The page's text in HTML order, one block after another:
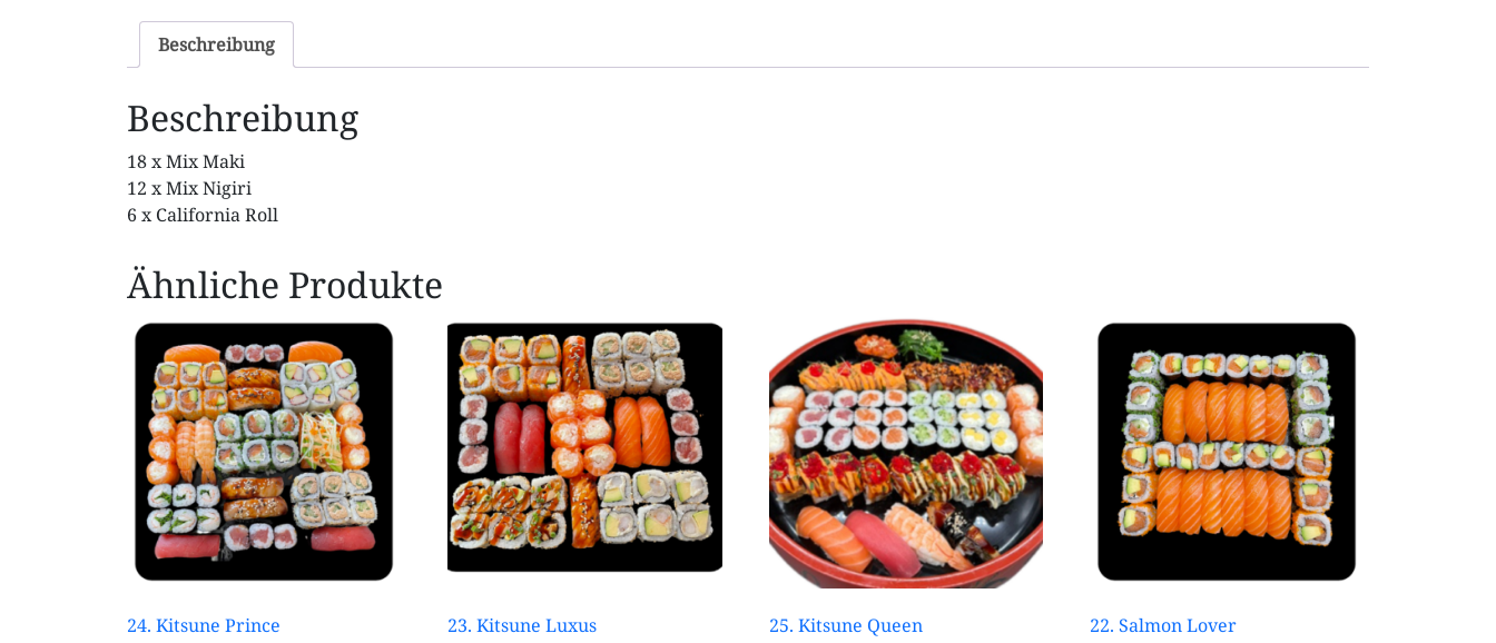
Beschreibung
Beschreibung
18 x Mix Maki
12 x Mix Nigiri
6 x California Roll
Ähnliche Produkte
24. Kitsune Prince 23. Kitsune Luxus 25. Kitsune Queen 22. Salmon Lover